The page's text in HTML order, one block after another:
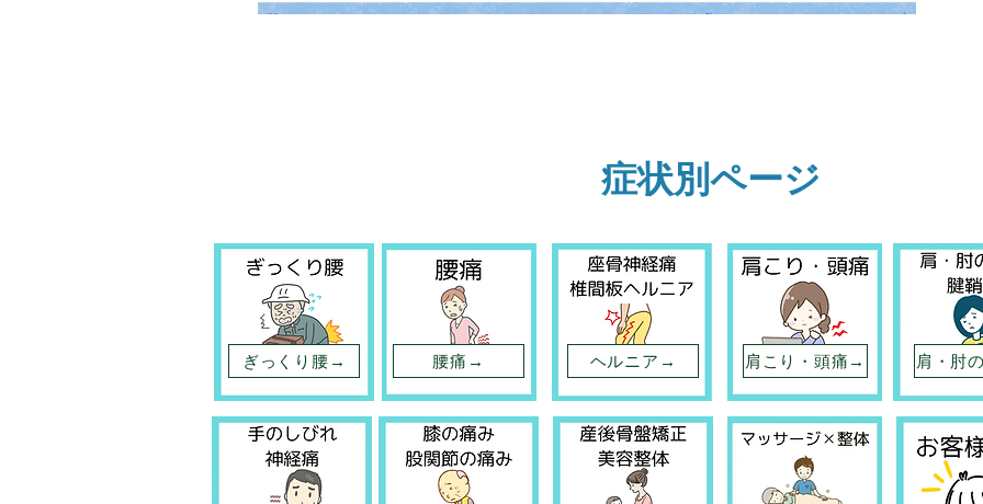
​症状別ページ
ぎっくり腰→ 腰痛→ ヘルニア→ 肩こり・頭痛→ 肩・肘